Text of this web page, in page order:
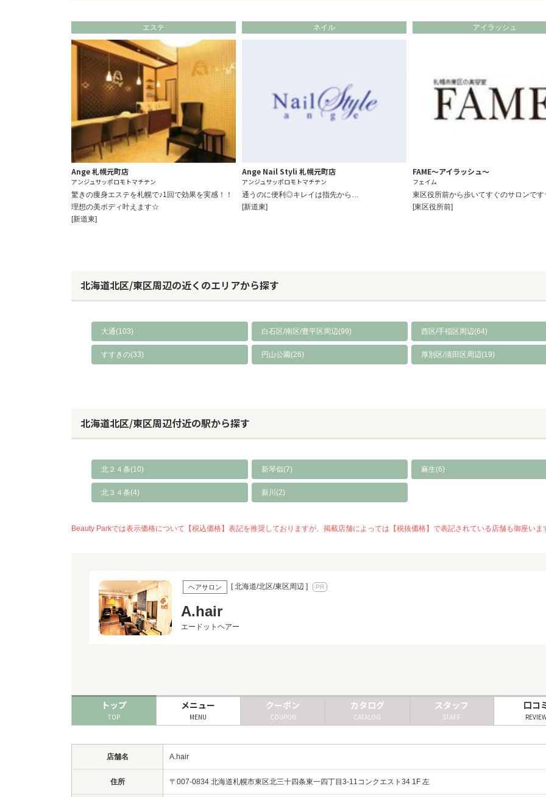
エステ
Ange 札幌元町店
アンジュサッポロモトマチテン
驚きの痩身エステを札幌で♪1回で効果を実感！！
理想の美ボディ叶えます☆
[新道東]
ネイル
Ange Nail Styli 札幌元町店
アンジュサッポロモトマチテン
通うのに便利◎キレイは指先から…
[新道東]
アイラッシュ
FAME～アイラッシュ～
フェイム
東区役所前から歩いてすぐのサロンで
[東区役所前]
北海道北区/東区周辺の近くのエリアから探す
大通(103) 白石区/南区/豊平区周辺(99) 西区/手稲区周辺(64)
すすきの(33) 円山公園(26) 厚別区/清田区周辺(19)
北海道北区/東区周辺付近の駅から探す
北２４条(10) 新琴似(7) 麻生(6)
北３４条(4) 新川(2)
Beauty Parkでは表示価格について【税込価格】表記を推奨しておりますが、掲載店舗によっては【税抜価格】で表記されている店舗も御座い
ヘアサロン [ 北海道/北区/東区周辺 ]
A.hair
エードットヘアー
トップ
TOP
メニュー
MENU
クーポン
COUPON
カタログ
CATALOG
スタッフ
STAFF
口コ
店舗名 A.hair
住所 〒007-0834 北海道札幌市東区北三十四条東一四丁目3-11コンクエスト34 1F 左